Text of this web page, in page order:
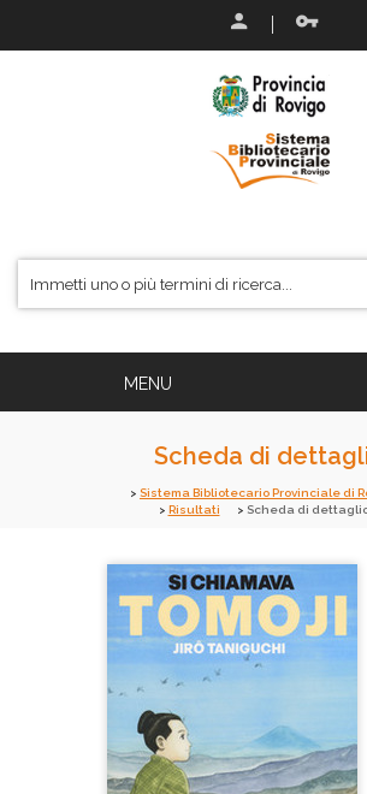
Scheda di
Sistema Bibliotecario Provinciale di
Risultati
Scheda di